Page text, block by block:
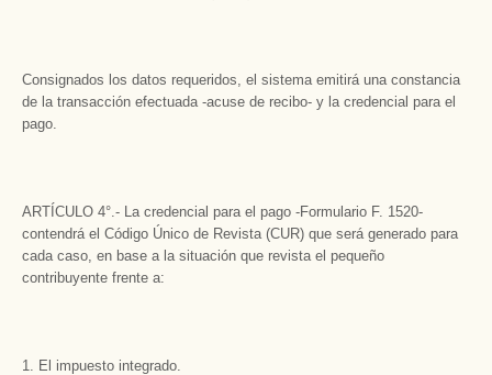
Consignados los datos requeridos, el sistema emitirá una constancia
de la transacción efectuada -acuse de recibo- y la credencial para el
pago.
ARTÍCULO 4°.- La credencial para el pago -Formulario F. 1520-
contendrá el Código Único de Revista (CUR) que será generado para
cada caso, en base a la situación que revista el pequeño
contribuyente frente a:
El impuesto integrado.